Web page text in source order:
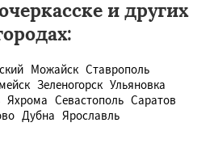
и других
Можайск Ставрополь
Зеленогорск Ульяновка
Яхрома Севастополь Саратов
Дубна Ярославль